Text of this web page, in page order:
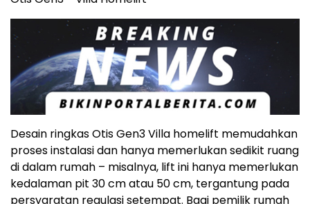
Desain ringkas Otis Gen3 Villa homelift memudahkan
proses instalasi dan hanya memerlukan sedikit ruang
di dalam rumah – misalnya, lift ini hanya memerlukan
kedalaman pit 30 cm atau 50 cm, tergantung pada
persyaratan regulasi setempat. Bagi pemilik rumah